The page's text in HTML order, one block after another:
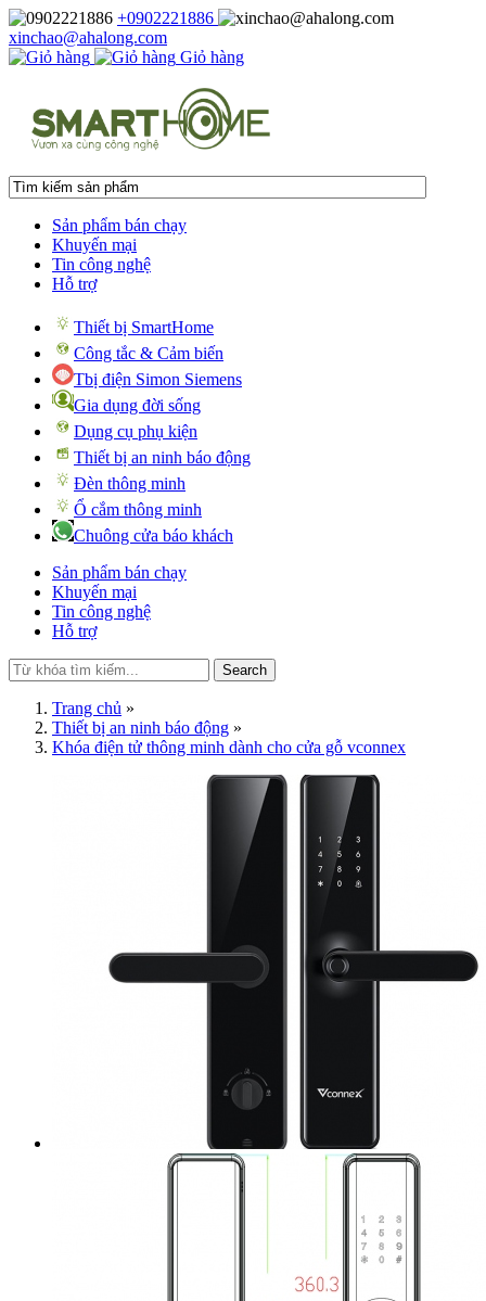
+0902221886
xinchao@ahalong.com
Giỏ hàng
Sản phẩm bán chạy
Khuyến mại
Tin công nghệ
Hỗ trợ
Thiết bị SmartHome
Công tắc & Cảm biến
Tbị điện Simon Siemens
Gia dụng đời sống
Dụng cụ phụ kiện
Thiết bị an ninh báo động
Đèn thông minh
Ổ cắm thông minh
Chuông cửa báo khách
Sản phẩm bán chạy
Khuyến mại
Tin công nghệ
Hỗ trợ
Search
Trang chủ »
Thiết bị an ninh báo động »
Khóa điện tử thông minh dành cho cửa gỗ vconnex